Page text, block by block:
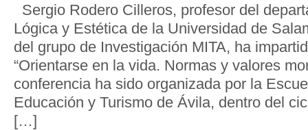
Sergio Rodero Cilleros, profesor del
Lógica y Estética de la Universidad de
del grupo de Investigación MITA, ha
“Orientarse en la vida. Normas y valores
conferencia ha sido organizada por la
Educación y Turismo de Ávila, dentro del
[…]